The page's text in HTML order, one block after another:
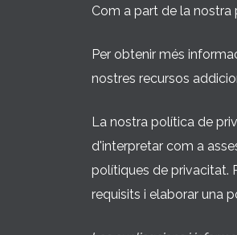
Com a part de la nostra
Per obtenir més
nostres recursos
La nostra política de
d'interpretar com a
polítiques de privacitat.
requisits i elaborar una